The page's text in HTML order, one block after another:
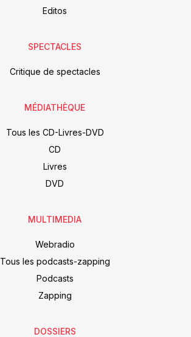
Editos
SPECTACLES
Critique de spectacles
MÉDIATHÈQUE
Tous les CD-Livres-DVD
CD
Livres
DVD
MULTIMEDIA
Webradio
Tous les podcasts-zapping
Podcasts
Zapping
DOSSIERS